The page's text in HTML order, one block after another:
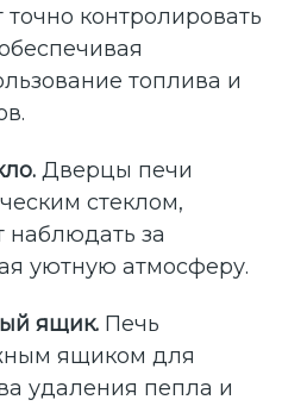
точно контролировать
топлива и
Дверцы печи
стеклом,
наблюдать за
уютную атмосферу.
ящик. Печь
ящиком для
удаления пепла и